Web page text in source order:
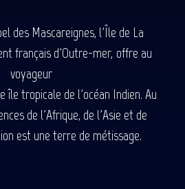
des Mascareignes, l'Île de La
français d'Outre-mer, offre au
voyageur
île tropicale de l'océan Indien. Au
de l'Afrique, de l'Asie et de
est une terre de métissage.